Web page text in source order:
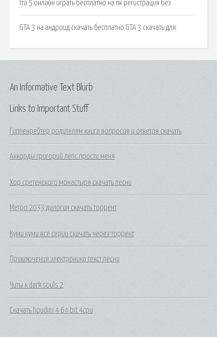
Гта 5 онлайн играть бесплатно на пк регистрация без.
GTA 3 на андроид скачать бесплатно GTA 3 скачать для.
Links to Important Stuff
Гиппенрейтер родителям книга вопросов и ответов скачать
Аккорды григорий лепс прости меня
Хор сретенского монастыря скачать песни
Метро 2033 дилогия скачать торрент
Куми куми все серии скачать через торрент
Приключения электроника текст песни
Читы к dark souls 2
Скачать houdini 4 64 bit 4cpu
An Informative Text Blurb